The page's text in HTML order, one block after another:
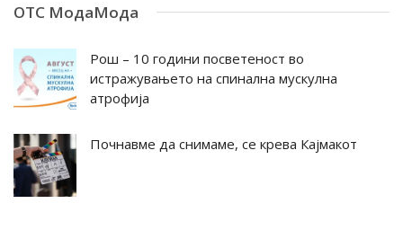
ОТС МодаМода
Рош – 10 години посветеност во
истражувањето на спинална мускулна
атрофија
Почнавме да снимаме, се крева Кајмакот